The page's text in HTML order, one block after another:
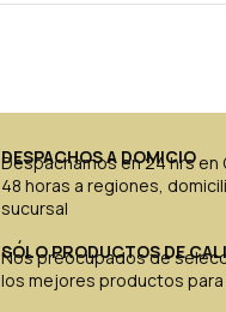
DESPACHOS A DOMICIO
Despachamos en 24 hrs en
48 horas a regiones,
sucursal
SÓLO PRODUCTOS DE
Nos preocupados de
los mejores productos para